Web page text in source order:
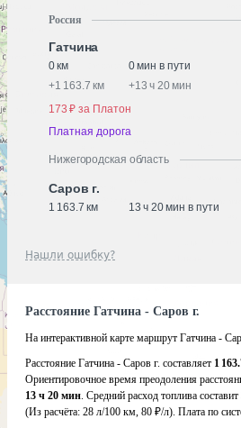
Россия
Гатчина
0 км
0 мин в пути
+1 163.7 км +13 ч 20 мин
173 ₽ за Платон
Платная дорога
Нижегородская область
Саров г.
1 163.7 км 13 ч 20 мин в пути
Нашли ошибку?
Расстояние Гатчина - Саров г.
На интерактивной карте маршрут Гатчина -
Расстояние Гатчина - Саров г. составляет 1
Ориентировочное время преодоления
13 ч 20 мин. Средний расход топлива составит
(Из расчёта: 28 л/100 км, 80 ₽/л). Плата по